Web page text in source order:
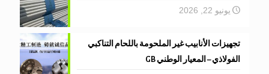
يونيو 22, 2026
تجهيزات الأنابيب غير الملحومة باللحام التناكبي
الفولاذي – المعيار الوطني GB